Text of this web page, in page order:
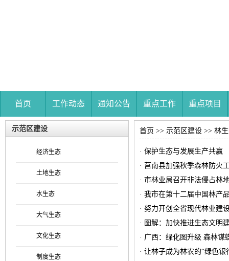
首页 工作动态 通知公告 重点工作 重点项目
示范区建设
经济生态
土地生态
水生态
大气生态
文化生态
制度生态
首页 >> 示范区建设 >> 林
· 保护生态与发展生产共赢
· 莒南县加强秋季森林防火
· 市林业局召开非法侵占林
· 我市在第十二届中国林产
· 努力开创全省现代林业建
· 图解：加快推进生态文明
· 广西：绿化图升级 森林谋
· 让林子成为林农的“绿色银